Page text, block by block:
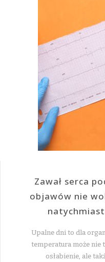
Zawał serca
objawów nie
Upalne dni to dla
temperatura może nie
osłabienie, ale